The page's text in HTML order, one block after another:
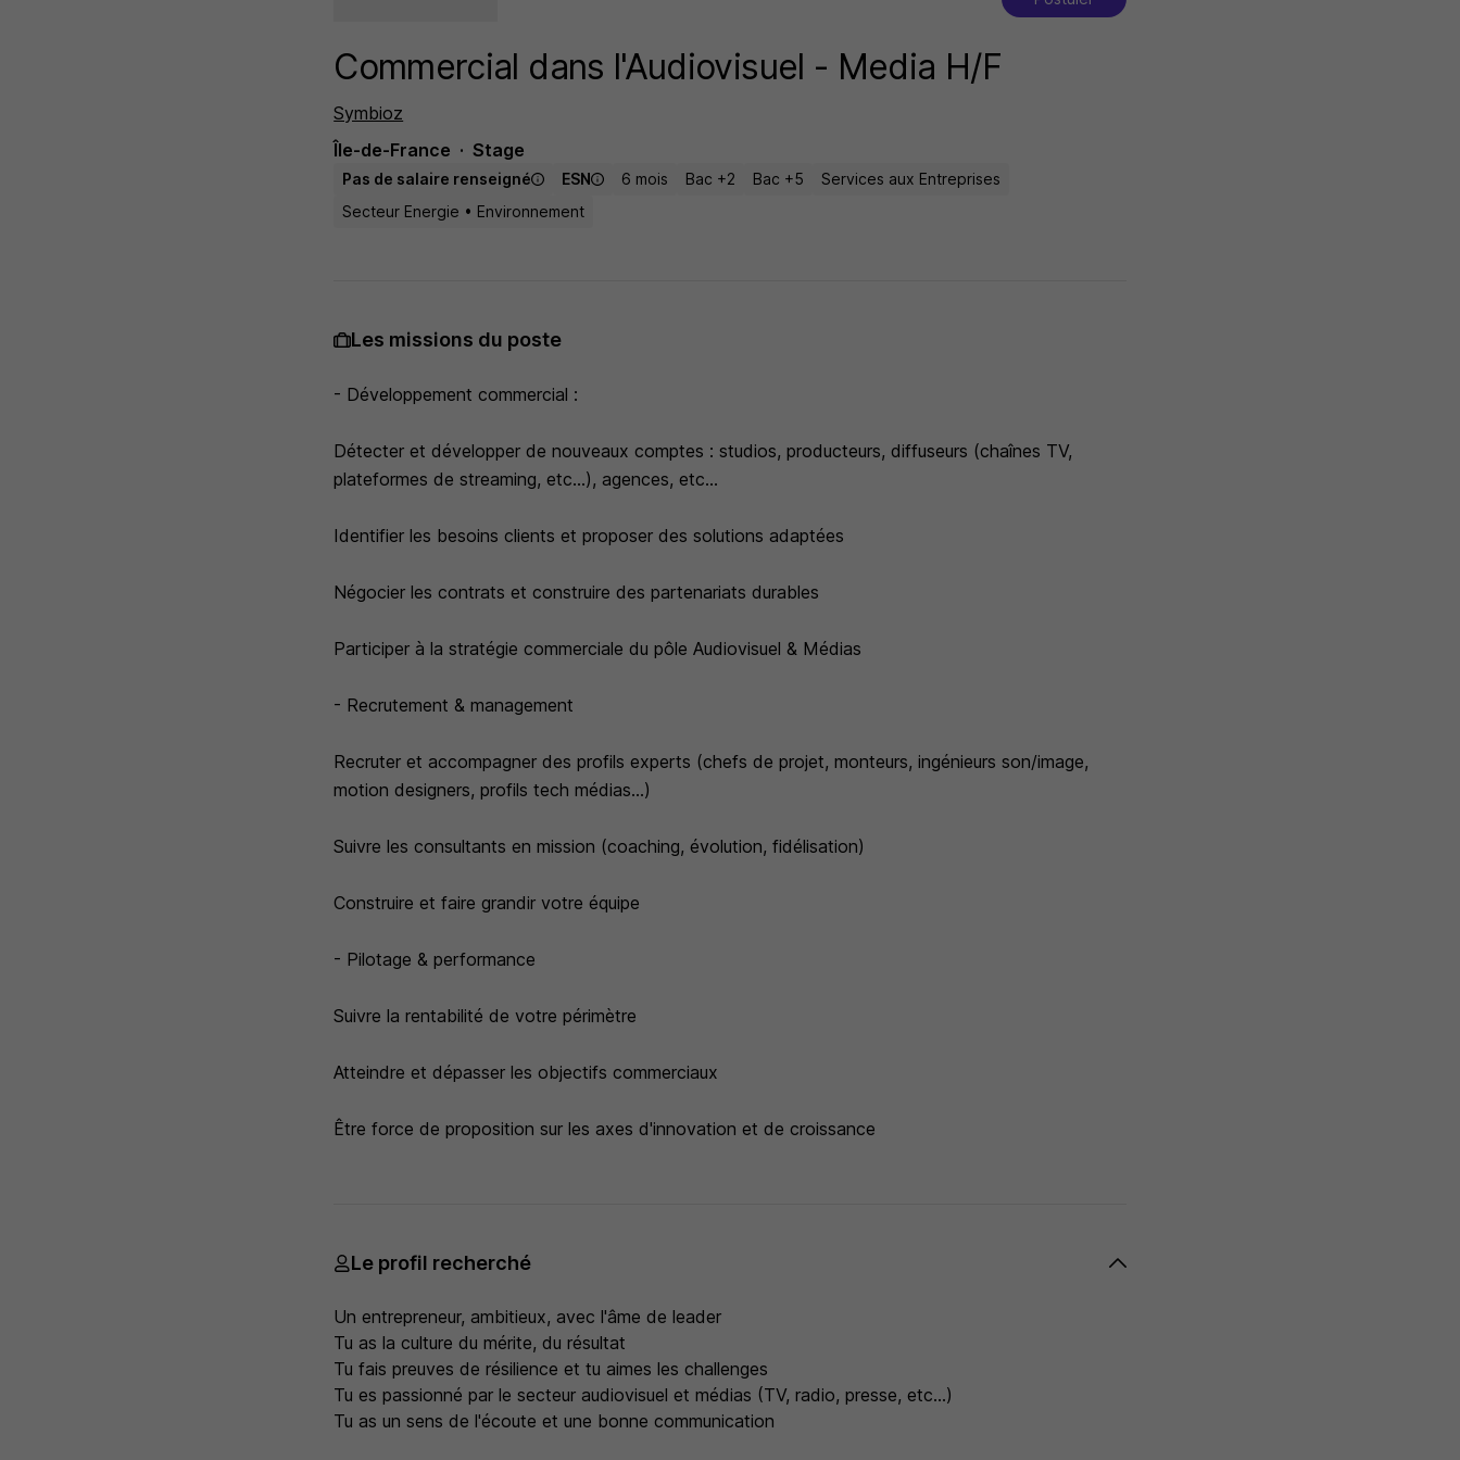
Commercial dans l'Audiovisuel - Media H/F
Symbioz
Île-de-France
Stage
Pas de salaire renseigné ESN 6 mois Bac +2 Bac +5
Services aux Entreprises
Secteur Energie • Environnement
Les missions du poste
- Développement commercial :
Détecter et développer de nouveaux comptes : studios, producteurs, diffuseurs (chaînes TV,
plateformes de streaming, etc...), agences, etc...
Identifier les besoins clients et proposer des solutions adaptées
Négocier les contrats et construire des partenariats durables
Participer à la stratégie commerciale du pôle Audiovisuel & Médias
- Recrutement & management
Recruter et accompagner des profils experts (chefs de projet, monteurs, ingénieurs son/image,
motion designers, profils tech médias...)
Suivre les consultants en mission (coaching, évolution, fidélisation)
Construire et faire grandir votre équipe
- Pilotage & performance
Suivre la rentabilité de votre périmètre
Atteindre et dépasser les objectifs commerciaux
Être force de proposition sur les axes d'innovation et de croissance
Le profil recherché
Un entrepreneur, ambitieux, avec l'âme de leader
Tu as la culture du mérite, du résultat
Tu fais preuves de résilience et tu aimes les challenges
Tu es passionné par le secteur audiovisuel et médias (TV, radio, presse, etc...)
Tu as un sens de l'écoute et une bonne communication